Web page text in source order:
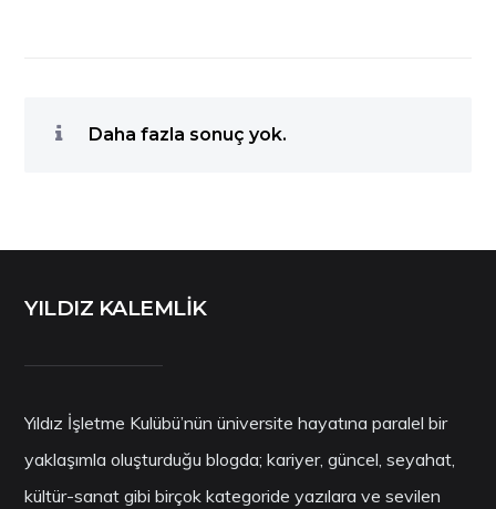
Daha fazla sonuç yok.
YILDIZ KALEMLİK
Yıldız İşletme Kulübü’nün üniversite hayatına paralel bir
yaklaşımla oluşturduğu blogda; kariyer, güncel, seyahat,
kültür-sanat gibi birçok kategoride yazılara ve sevilen